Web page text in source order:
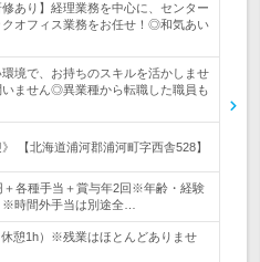
修あり】経理業務を中心に、センター
オフィス業務をお任せ！◎和気あい
環境で、お持ちのスキルを活かしませ
ません◎異業種から転職した職員も
【北海道浦河郡浦河町字西舎528】
＋各種手当＋賞与年2回※年齢・経験
時間外手当は別途全…
憩1h）※残業はほとんどありませ